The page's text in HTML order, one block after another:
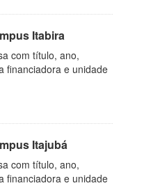
Itabira
com título, ano,
financiadora e unidade
Itajubá
com título, ano,
financiadora e unidade